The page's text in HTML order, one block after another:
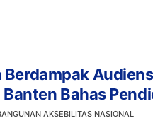
Berdampak
Bahas
Pangan, dan
AKSEBILITAS NASIONAL